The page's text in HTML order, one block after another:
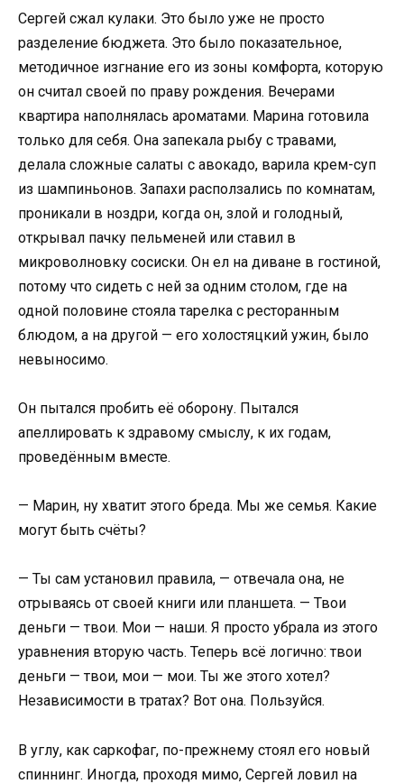
Сергей сжал кулаки. Это было уже не просто
разделение бюджета. Это было показательное,
методичное изгнание его из зоны комфорта, которую
он считал своей по праву рождения. Вечерами
квартира наполнялась ароматами. Марина готовила
только для себя. Она запекала рыбу с травами,
делала сложные салаты с авокадо, варила крем-суп
из шампиньонов. Запахи расползались по комнатам,
проникали в ноздри, когда он, злой и голодный,
открывал пачку пельменей или ставил в
микроволновку сосиски. Он ел на диване в гостиной,
потому что сидеть с ней за одним столом, где на
одной половине стояла тарелка с ресторанным
блюдом, а на другой — его холостяцкий ужин, было
невыносимо.
Он пытался пробить её оборону. Пытался
апеллировать к здравому смыслу, к их годам,
проведённым вместе.
— Марин, ну хватит этого бреда. Мы же семья. Какие
могут быть счёты?
— Ты сам установил правила, — отвечала она, не
отрываясь от своей книги или планшета. — Твои
деньги — твои. Мои — наши. Я просто убрала из этого
уравнения вторую часть. Теперь всё логично: твои
деньги — твои, мои — мои. Ты же этого хотел?
Независимости в тратах? Вот она. Пользуйся.
В углу, как саркофаг, по-прежнему стоял его новый
спиннинг. Иногда, проходя мимо, Сергей ловил на